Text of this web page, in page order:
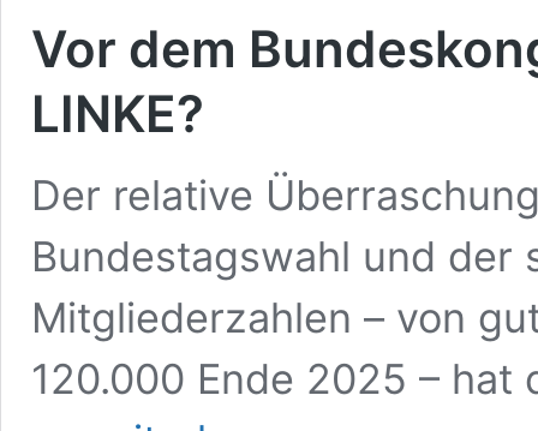
Vor dem
LINKE?
Der relative
Bundestagswahl und der
Mitgliederzahlen – von
120.000 Ende 2025 –